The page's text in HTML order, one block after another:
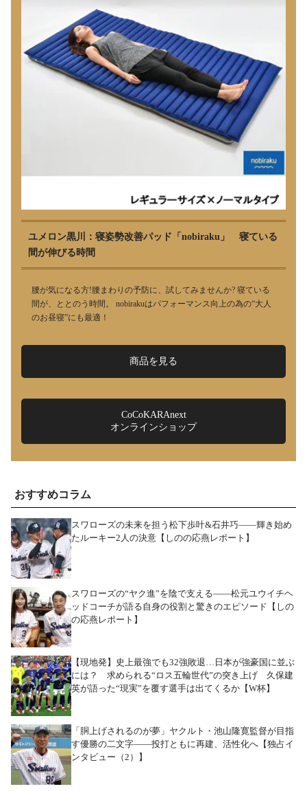
ユメロン黒川：寝姿勢改善パッド「nobiraku」 寝ている
間が伸びる時間
腰が気になる方!腰まわりの予防に、試してみませんか? 寝ている
間が、ととのう時間。 nobirakuはパフォーマンス向上の為の“大人
のお昼寝”にも最適！
商品を見る
CoCoKARAnext
オンラインショップ
おすすめコラム
スワローズの未来を担う松下歩叶&石井巧――輝き始め
たルーキー2人の決意【しのの応燕レポート】
スワローズの“ヤク進”を陰で支える――松元ユウイチヘ
ッドコーチが語る自身の役割と驚きのエピソード【しの
の応燕レポート】
【現地発】史上最強でも32強敗退…日本が強豪国に並ぶ
には？ 求められる“ロス五輪世代”の突き上げ 久保建
英が語った“現実”を覆す選手は出てくるか【W杯】
「胴上げされるのが夢」ヤクルト・池山隆寛監督が目指
す優勝の二文字――投打ともに再建、活性化へ【独占イ
ンタビュー（2）】